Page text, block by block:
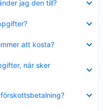
jag den till?
att kosta?
när sker